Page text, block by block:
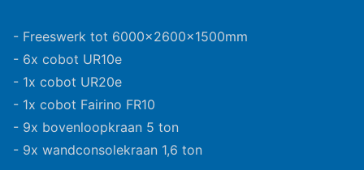
- Freeswerk tot 6000x2600x1500mm
- 6x cobot UR10e
- 1x cobot UR20e
- 1x cobot Fairino FR10
- 9x bovenloopkraan 5 ton
- 9x wandconsolekraan 1,6 ton